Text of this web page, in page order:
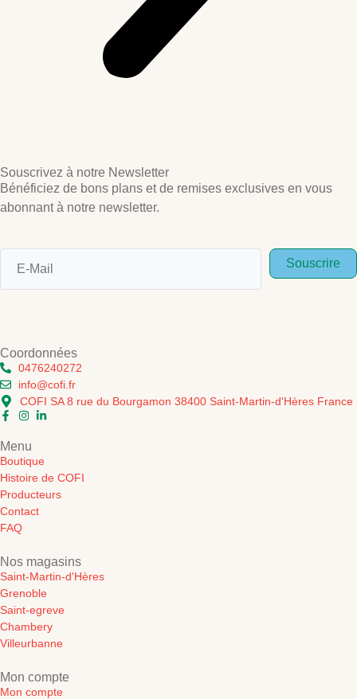
Souscrivez à notre Newsletter
Bénéficiez de bons plans et de remises exclusives en vous
abonnant à notre newsletter.
Souscrire
Coordonnées
0476240272
info@cofi.fr
COFI SA 8 rue du Bourgamon 38400 Saint-Martin-d'Hères France
Menu
Boutique
Histoire de COFI
Producteurs
Contact
FAQ
Nos magasins
Saint-Martin-d'Hères
Grenoble
Saint-egreve
Chambery
Villeurbanne
Mon compte
Mon compte